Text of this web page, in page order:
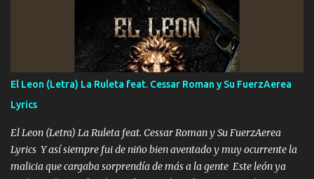
que estar alegres doy las instrucciones para atender los deberes
Música Si es que salta algún problema de confianza tengo gente
ahí está el Hombre Cuarenta y también Pariente 7 arreglan
cualquier problema no más es cuestión que ordené NOS HACE
FALTA UN HERMANO DE CLAVE ERA EL 24 SIEMPRE FUE UN
HOMBRE VALIENTE POR ALGO M'URIÓ PELEAND0 SIEMPRE
VIO POR LA FAMILIA PARA QUE SIGA EL LEGADO Es el DOS de
los HERMANOS un cerebro inteligente y com...
El Leon (Letra) La Ruleta feat. Cessar Roman y Su FuerzAerea
Lyrics
El Leon (Letra) La Ruleta feat. Cessar Roman y Su FuerzAerea
Lyrics Y así siempre fui de niño bien aventado y muy ocurrente la
malicia que cargaba sorprendía de más a la gente Este león ya